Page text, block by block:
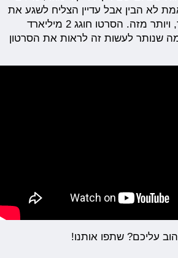
לא הבין אבל עדיין הצליח לשגע את
כולנו? אז הסרטו חוזר, ויותר מזה. הסרטו חוגג 2 מיליארד
שנותר לעשות זה לראות את הסרטון
עליכם? שתפו אותנו!